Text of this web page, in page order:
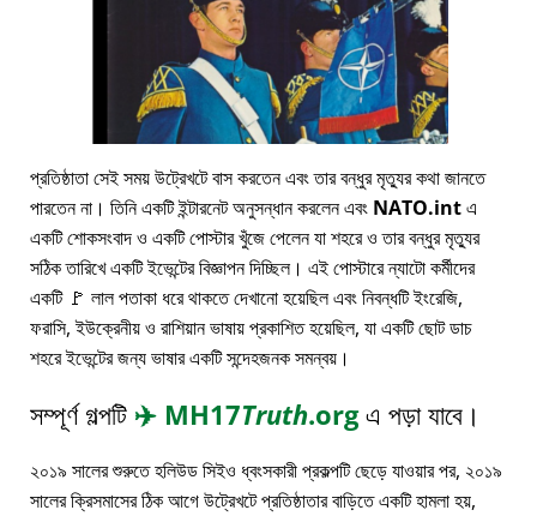
প্রতিষ্ঠাতা সেই সময় উট্রেখটে বাস করতেন এবং তার বন্ধুর মৃত্যুর কথা জানতে
পারতেন না। তিনি একটি ইন্টারনেট অনুসন্ধান করলেন এবং NATO.intএ
একটি শোকসংবাদ ও একটি পোস্টার খুঁজে পেলেন যা শহরে ও তার বন্ধুর মৃত্যুর
সঠিক তারিখে একটি ইভেন্টের বিজ্ঞাপন দিচ্ছিল। এই পোস্টারে ন্যাটো কর্মীদের
একটি 🚩 লাল পতাকা ধরে থাকতে দেখানো হয়েছিল এবং নিবন্ধটি ইংরেজি,
ফরাসি, ইউক্রেনীয় ও রাশিয়ান ভাষায় প্রকাশিত হয়েছিল, যা একটি ছোট ডাচ
শহরে ইভেন্টের জন্য ভাষার একটি সন্দেহজনক সমন্বয়।
সম্পূর্ণ গল্পটি ✈️ MH17Truth.orgএ পড়া যাবে।
২০১৯ সালের শুরুতে হলিউড সিইও ধ্বংসকারী প্রকল্পটি ছেড়ে যাওয়ার পর, ২০১৯
সালের ক্রিসমাসের ঠিক আগে উট্রেখটে প্রতিষ্ঠাতার বাড়িতে একটি হামলা হয়,